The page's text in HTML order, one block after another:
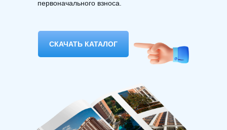
первоначального взноса.
СКАЧАТЬ КАТАЛОГ